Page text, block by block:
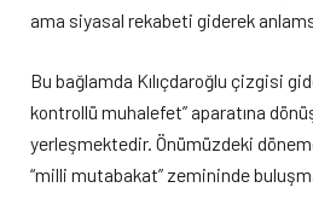
ama siyasal rekabeti giderek
Bu bağlamda Kılıçdaroğlu çizgisi
kontrollü muhalefet” aparatına
yerleşmektedir. Önümüzdeki
“milli mutabakat” zemininde